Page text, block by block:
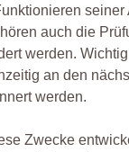
seiner
auch die
werden.
an den
werden.
Zwecke